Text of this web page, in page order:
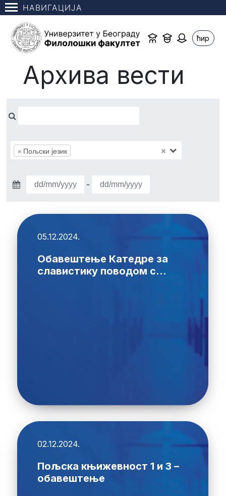
НАВИГАЦИЈА
ћир
Архива вести
×
× Пољски језик
-
05.12.2024.
Обавештење Катедре за
славистику поводом с...
02.12.2024.
Пољска књижевност 1 и 3 –
обавештење